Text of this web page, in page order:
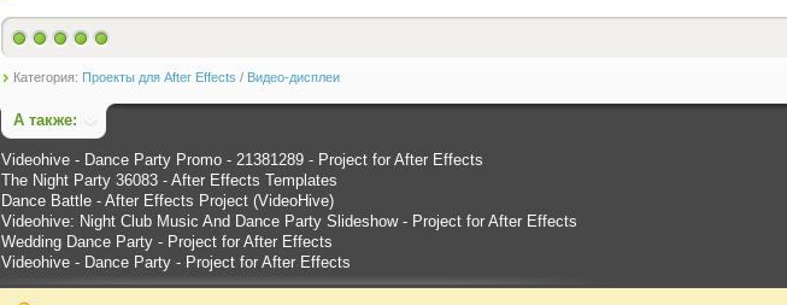
Категория: Проекты для After Effects / Видео-дисплеи
А также:
Videohive - Dance Party Promo - 21381289 - Project for After Effects
The Night Party 36083 - After Effects Templates
Dance Battle - After Effects Project (VideoHive)
Videohive: Night Club Music And Dance Party Slideshow - Project for After Effects
Wedding Dance Party - Project for After Effects
Videohive - Dance Party - Project for After Effects